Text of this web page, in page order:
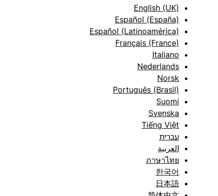
English (UK)
Español (España)
Español (Latinoamérica)
Français (France)
Italiano
Nederlands
Norsk
Português (Brasil)
Suomi
Svenska
Tiếng Việt
עברית
العربية
ภาษาไทย
한국어
日本語